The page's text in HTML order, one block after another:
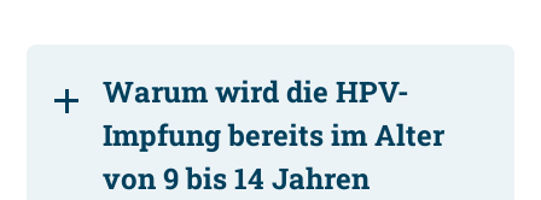
Warum wird die HPV-
Impfung bereits im Alter
von 9 bis 14 Jahren